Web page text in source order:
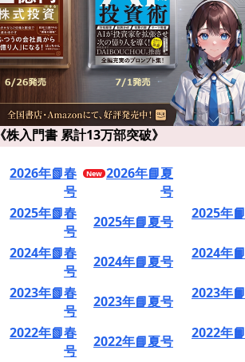
《株入門書 累計13万部突破》
2026年📗春
号
2026年📘夏
号
2025年📗春
号
2025年📘夏号 2025年
2024年📗春
号
2024年📘夏号 2024年
2023年📗春
号
2023年📘夏号 2023年
2022年📗春
号
2022年📘夏号 2022年